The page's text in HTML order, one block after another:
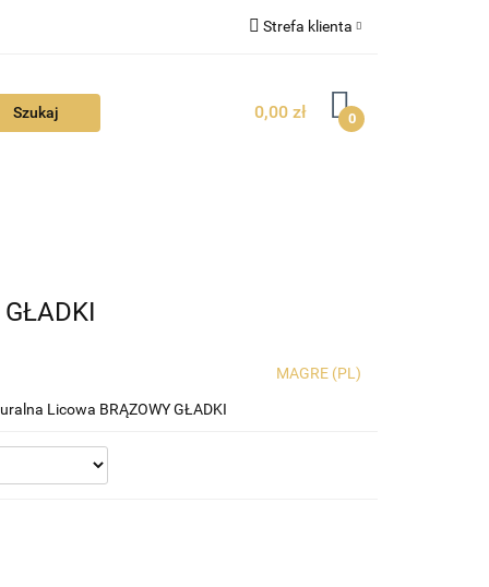
Strefa klienta
Zarejestruj się
0,00 zł 0
MAGRE (PL)
Licowa BRĄZOWY GŁADKI